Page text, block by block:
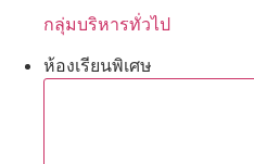
กลุ่มบริหารทั่วไป
ห้องเรียนพิเศษ